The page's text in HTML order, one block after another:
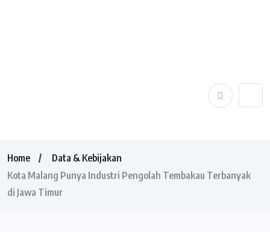
Home
Data & Kebijakan
Kota Malang Punya Industri Pengolah Tembakau Terbanyak
di Jawa Timur